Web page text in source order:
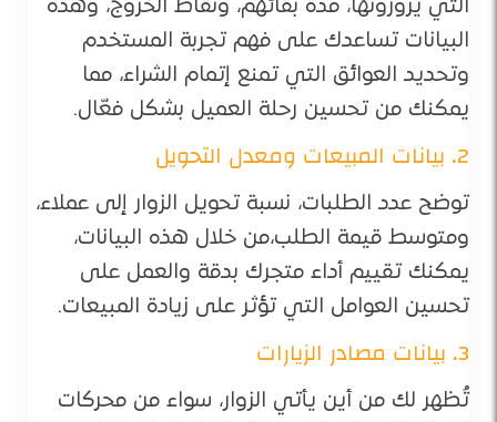
التي يزورونها، مدة بقائهم، ونقاط الخروج، وهذه
البيانات تساعدك على فهم تجربة المستخدم
وتحديد العوائق التي تمنع إتمام الشراء، مما
يمكنك من تحسين رحلة العميل بشكل فعّال.
2. بيانات المبيعات ومعدل التحويل
توضح عدد الطلبات، نسبة تحويل الزوار إلى عملاء،
ومتوسط قيمة الطلب،من خلال هذه البيانات،
يمكنك تقييم أداء متجرك بدقة والعمل على
تحسين العوامل التي تؤثر على زيادة المبيعات.
3. بيانات مصادر الزيارات
تُظهر لك من أين يأتي الزوار، سواء من محركات